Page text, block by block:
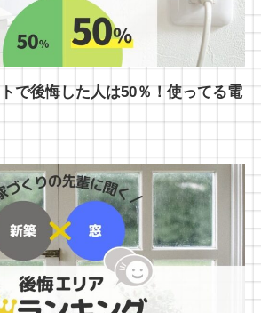
で後悔した人は50％！使ってる電